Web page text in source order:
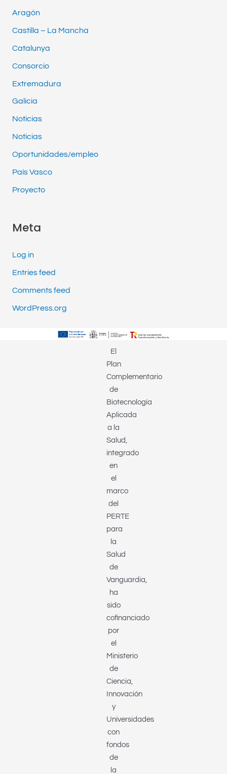
Aragón
Castilla – La Mancha
Catalunya
Consorcio
Extremadura
Galicia
Noticias
Noticias
Oportunidades/empleo
País Vasco
Proyecto
Meta
Log in
Entries feed
Comments feed
WordPress.org
El
Plan
Complementario
de
Biotecnología
Aplicada
a la
Salud,
integrado
en
el
marco
del
PERTE
para
la
Salud
de
Vanguardia,
ha
sido
cofinanciado
por
el
Ministerio
de
Ciencia,
Innovación
y
Universidades
con
fondos
de
la